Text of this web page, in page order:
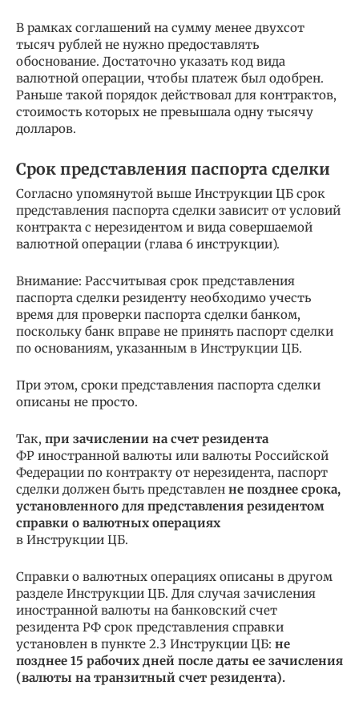
В рамках соглашений на сумму менее двухсот
тысяч рублей не нужно предоставлять
обоснование. Достаточно указать код вида
валютной операции, чтобы платеж был одобрен.
Раньше такой порядок действовал для контрактов,
стоимость которых не превышала одну тысячу
долларов.
Срок представления паспорта сделки
Согласно упомянутой выше Инструкции ЦБ срок
представления паспорта сделки зависит от условий
контракта с нерезидентом и вида совершаемой
валютной операции (глава 6 инструкции).
Внимание: Рассчитывая срок представления
паспорта сделки резиденту необходимо учесть
время для проверки паспорта сделки банком,
поскольку банк вправе не принять паспорт сделки
по основаниям, указанным в Инструкции ЦБ.
При этом, сроки представления паспорта сделки
описаны не просто.
Так, при зачислении на счет резидента
ФР иностранной валюты или валюты Российской
Федерации по контракту от нерезидента, паспорт
сделки должен быть представлен не позднее срока,
установленного для представления резидентом
справки о валютных операциях
в Инструкции ЦБ.
Справки о валютных операциях описаны в другом
разделе Инструкции ЦБ. Для случая зачисления
иностранной валюты на банковский счет
резидента РФ срок представления справки
установлен в пункте 2.3 Инструкции ЦБ: не
позднее 15 рабочих дней после даты ее зачисления
(валюты на транзитный счет резидента).